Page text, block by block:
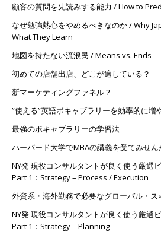
顧客の質問を先読みする能力 / How to
なぜ勉強熱心をやめるべきなのか / Why
What They Learn
地図を持たない流浪民 / Means vs. Ends
初めての店舗出店、どこが適している？
新マーケティングファネル？
”使える”英語ボキャブラリーを効率的に増
最強のボキャブラリーの学習法
ハーバード大学でMBAの講義を受てみせん
NY発 現役コンサルタントが良く使う厳選
Part 1：Strategy – Process / Execution
外資系・海外勤務で必要なグローバル・ス
NY発 現役コンサルタントが良く使う厳選
Part 1：Strategy – Planning